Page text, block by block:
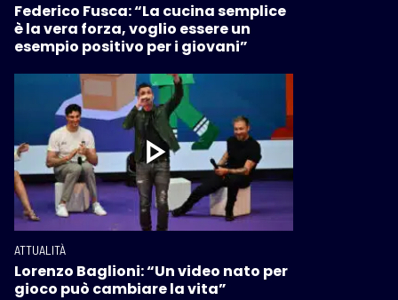
Federico Fusca: “La cucina semplice
è la vera forza, voglio essere un
esempio positivo per i giovani”
ATTUALITÀ
Lorenzo Baglioni: “Un video nato per
gioco può cambiare la vita”